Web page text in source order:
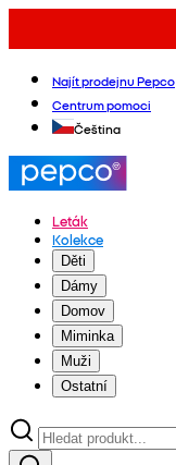
Najít prodejnu Pepco
Centrum pomoci
Čeština
Leták
Kolekce
Děti
Dámy
Domov
Miminka
Muži
Ostatní